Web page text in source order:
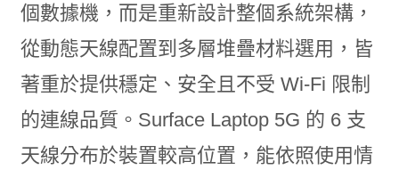
個數據機，而是重新設計整個系統架構，
從動態天線配置到多層堆疊材料選用，皆
著重於提供穩定、安全且不受 Wi-Fi 限制
的連線品質。Surface Laptop 5G 的 6 支
天線分布於裝置較高位置，能依照使用情